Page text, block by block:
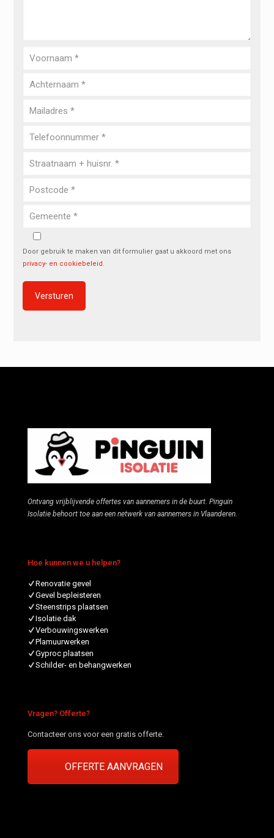
Door gebruik te maken van dit formulier gaat u akkoord met ons
privacy- en cookiebeleid.
Ontvang vrijblijvende offertes van aannemers in de buurt. Pinguin
Isolatie behoort toe aan een netwerk van aannemers in Vlaanderen.
Hoe kunnen we u helpen?
Renovatie gevel
Gevel bepleisteren
Steenstrips plaatsen
Isolatie dak
Verbouwingswerken
Plamuurwerken
Gyproc plaatsen
Schilder- en behangwerken
Vragen? Offerte?
Contacteer ons voor een gratis offerte.
OFFERTE AANVRAGEN